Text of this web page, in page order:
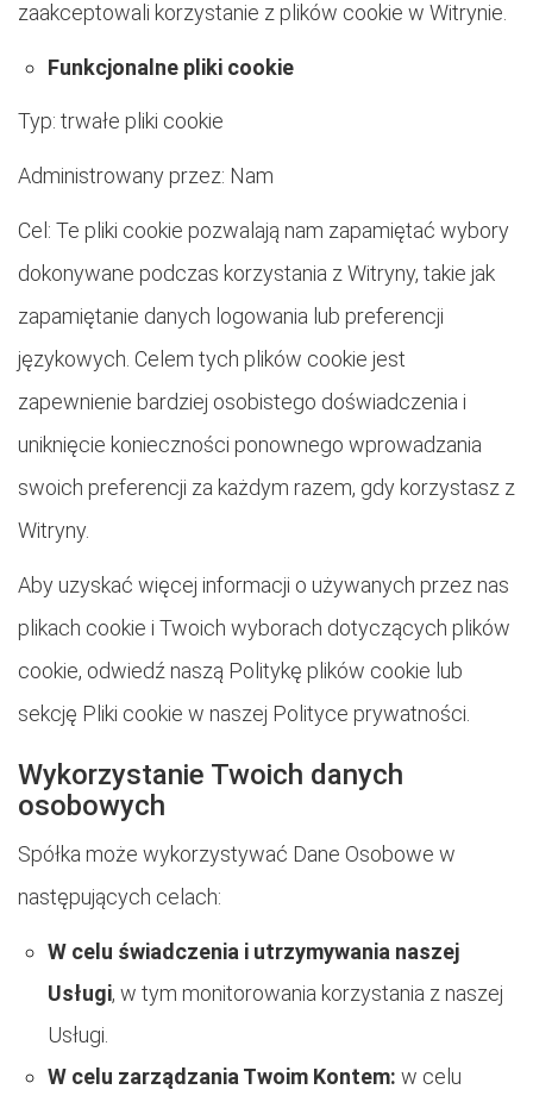
zaakceptowali korzystanie z plików cookie w Witrynie.
Funkcjonalne pliki cookie
Typ: trwałe pliki cookie
Administrowany przez: Nam
Cel: Te pliki cookie pozwalają nam zapamiętać wybory
dokonywane podczas korzystania z Witryny, takie jak
zapamiętanie danych logowania lub preferencji
językowych. Celem tych plików cookie jest
zapewnienie bardziej osobistego doświadczenia i
uniknięcie konieczności ponownego wprowadzania
swoich preferencji za każdym razem, gdy korzystasz z
Witryny.
Aby uzyskać więcej informacji o używanych przez nas
plikach cookie i Twoich wyborach dotyczących plików
cookie, odwiedź naszą Politykę plików cookie lub
sekcję Pliki cookie w naszej Polityce prywatności.
Wykorzystanie Twoich danych
osobowych
Spółka może wykorzystywać Dane Osobowe w
następujących celach:
W celu świadczenia i utrzymywania naszej
Usługi, w tym monitorowania korzystania z naszej
Usługi.
W celu zarządzania Twoim Kontem: w celu